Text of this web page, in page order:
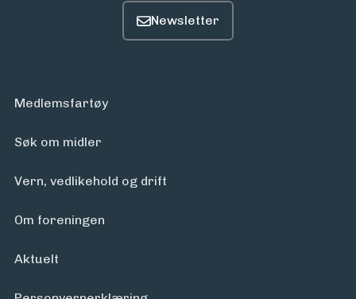
Medlemsfartøy
Søk om midler
Vern, vedlikehold og drift
Om foreningen
Aktuelt